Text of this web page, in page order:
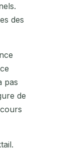
des
pas
de